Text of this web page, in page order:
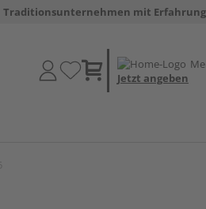
Traditionsunternehmen mit Erfahrung
Jetzt angeben